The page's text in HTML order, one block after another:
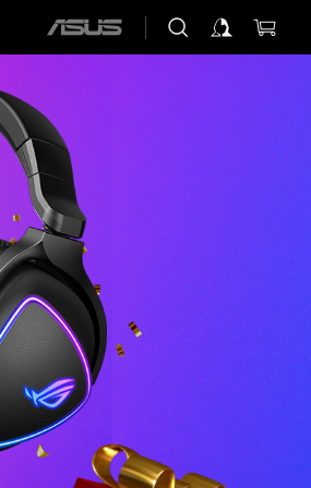
ASUS